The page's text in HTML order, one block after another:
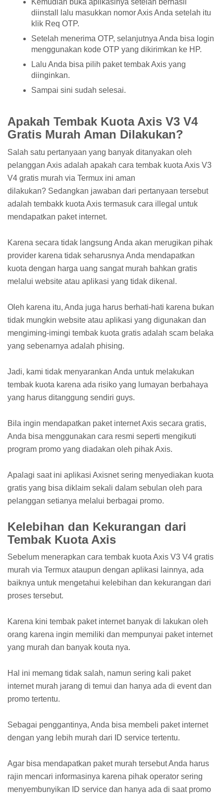
Kemudian buka aplikasinya setelah berhasil
diinstall lalu masukkan nomor Axis Anda setelah itu
klik Req OTP.
Setelah menerima OTP, selanjutnya Anda bisa login
menggunakan kode OTP yang dikirimkan ke HP.
Lalu Anda bisa pilih paket tembak Axis yang
diinginkan.
Sampai sini sudah selesai.
Apakah Tembak Kuota Axis V3 V4
Gratis Murah Aman Dilakukan?
Salah satu pertanyaan yang banyak ditanyakan oleh
pelanggan Axis adalah apakah cara tembak kuota Axis V3
V4 gratis murah via Termux ini aman
dilakukan? Sedangkan jawaban dari pertanyaan tersebut
adalah tembakk kuota Axis termasuk cara illegal untuk
mendapatkan paket internet.
Karena secara tidak langsung Anda akan merugikan pihak
provider karena tidak seharusnya Anda mendapatkan
kuota dengan harga uang sangat murah bahkan gratis
melalui website atau aplikasi yang tidak dikenal.
Oleh karena itu, Anda juga harus berhati-hati karena bukan
tidak mungkin website atau aplikasi yang digunakan dan
mengiming-imingi tembak kuota gratis adalah scam belaka
yang sebenarnya adalah phising.
Jadi, kami tidak menyarankan Anda untuk melakukan
tembak kuota karena ada risiko yang lumayan berbahaya
yang harus ditanggung sendiri guys.
Bila ingin mendapatkan paket internet Axis secara gratis,
Anda bisa menggunakan cara resmi seperti mengikuti
program promo yang diadakan oleh pihak Axis.
Apalagi saat ini aplikasi Axisnet sering menyediakan kuota
gratis yang bisa diklaim sekali dalam sebulan oleh para
pelanggan setianya melalui berbagai promo.
Kelebihan dan Kekurangan dari
Tembak Kuota Axis
Sebelum menerapkan cara tembak kuota Axis V3 V4 gratis
murah via Termux ataupun dengan aplikasi lainnya, ada
baiknya untuk mengetahui kelebihan dan kekurangan dari
proses tersebut.
Karena kini tembak paket internet banyak di lakukan oleh
orang karena ingin memiliki dan mempunyai paket internet
yang murah dan banyak kouta nya.
Hal ini memang tidak salah, namun sering kali paket
internet murah jarang di temui dan hanya ada di event dan
promo tertentu.
Sebagai penggantinya, Anda bisa membeli paket internet
dengan yang lebih murah dari ID service tertentu.
Agar bisa mendapatkan paket murah tersebut Anda harus
rajin mencari informasinya karena pihak operator sering
menyembunyikan ID service dan hanya ada di saat promo